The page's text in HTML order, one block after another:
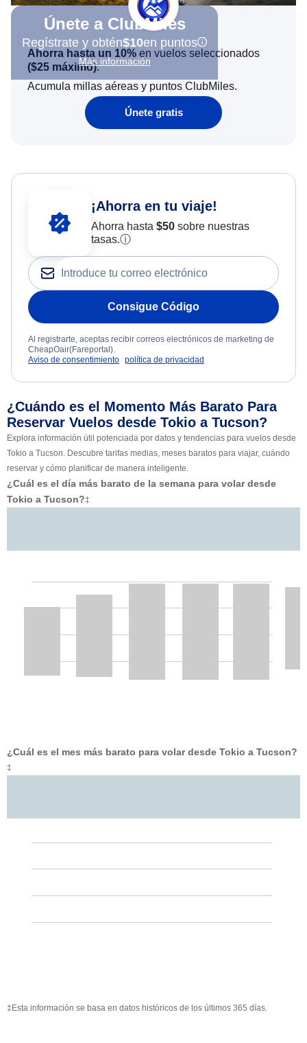
Únete a ClubMiles
Regístrate y obtén$10en puntos
Más información
Ahorra hasta un 10% en vuelos seleccionados
($25 máximo).
Acumula millas aéreas y puntos ClubMiles.
Únete gratis
¡Ahorra en tu viaje!
Ahorra hasta $50sobre nuestras
tasas.ⓘ
Consigue Código
Al registrarte, aceptas recibir correos electrónicos de marketing de
CheapOair(Fareportal).
Aviso de consentimiento política de privacidad
¿Cuándo es el Momento Más Barato Para
Reservar Vuelos desde Tokio a Tucson?
Explora información útil potenciada por datos y tendencias para vuelos desde
Tokio a Tucson. Descubre tarifas medias, meses baratos para viajar, cuándo
reservar y cómo planificar de manera inteligente.
¿Cuál es el día más barato de la semana para volar desde
Tokio a Tucson?‡
¿Cuál es el mes más barato para volar desde Tokio a Tucson?
‡
‡Esta información se basa en datos históricos de los últimos 365 días.